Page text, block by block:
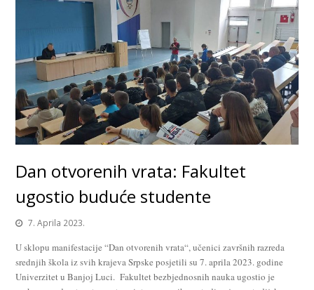
Dan otvorenih vrata: Fakultet
ugostio buduće studente
7. Aprila 2023.
U sklopu manifestacije “Dan otvorenih vrata“, učenici završnih razreda
srednjih škola iz svih krajeva Srpske posjetili su 7. aprila 2023. godine
Univerzitet u Banjoj Luci. Fakultet bezbjednosnih nauka ugostio je